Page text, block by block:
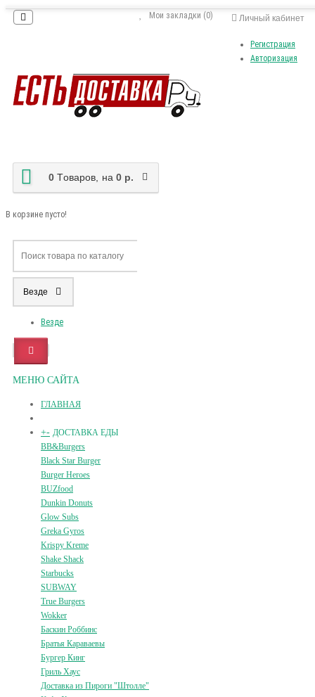
Личный кабинет
Регистрация
Авторизация
Мои закладки (0)
0 Tоваров, на 0 р.
В корзине пусто!
Везде
Везде
МЕНЮ САЙТА
ГЛАВНАЯ
+- ДОСТАВКА ЕДЫ
BB&Burgers
Black Star Burger
Burger Heroes
BUZfood
Dunkin Donuts
Glow Subs
Greka Gyros
Krispy Kreme
Shake Shack
Starbucks
SUBWAY
True Burgers
Wokker
Баскин Роббинс
Братья Караваевы
Бургер Кинг
Гриль Хаус
Доставка из Пироги "Штолле"